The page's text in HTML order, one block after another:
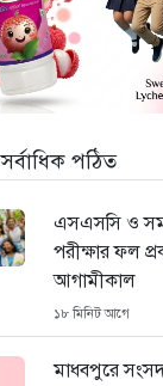
সর্বাধিক পঠিত
এসএসসি ও
পরীক্ষার ফল
আগামীকাল
১৮ মিনিট আগে
মাধবপুরে